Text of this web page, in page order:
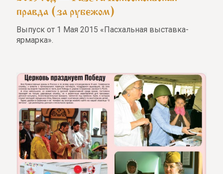
правда (за рубежом)
Выпуск от 1 Мая 2015 «Пасхальная выставка-
ярмарка».